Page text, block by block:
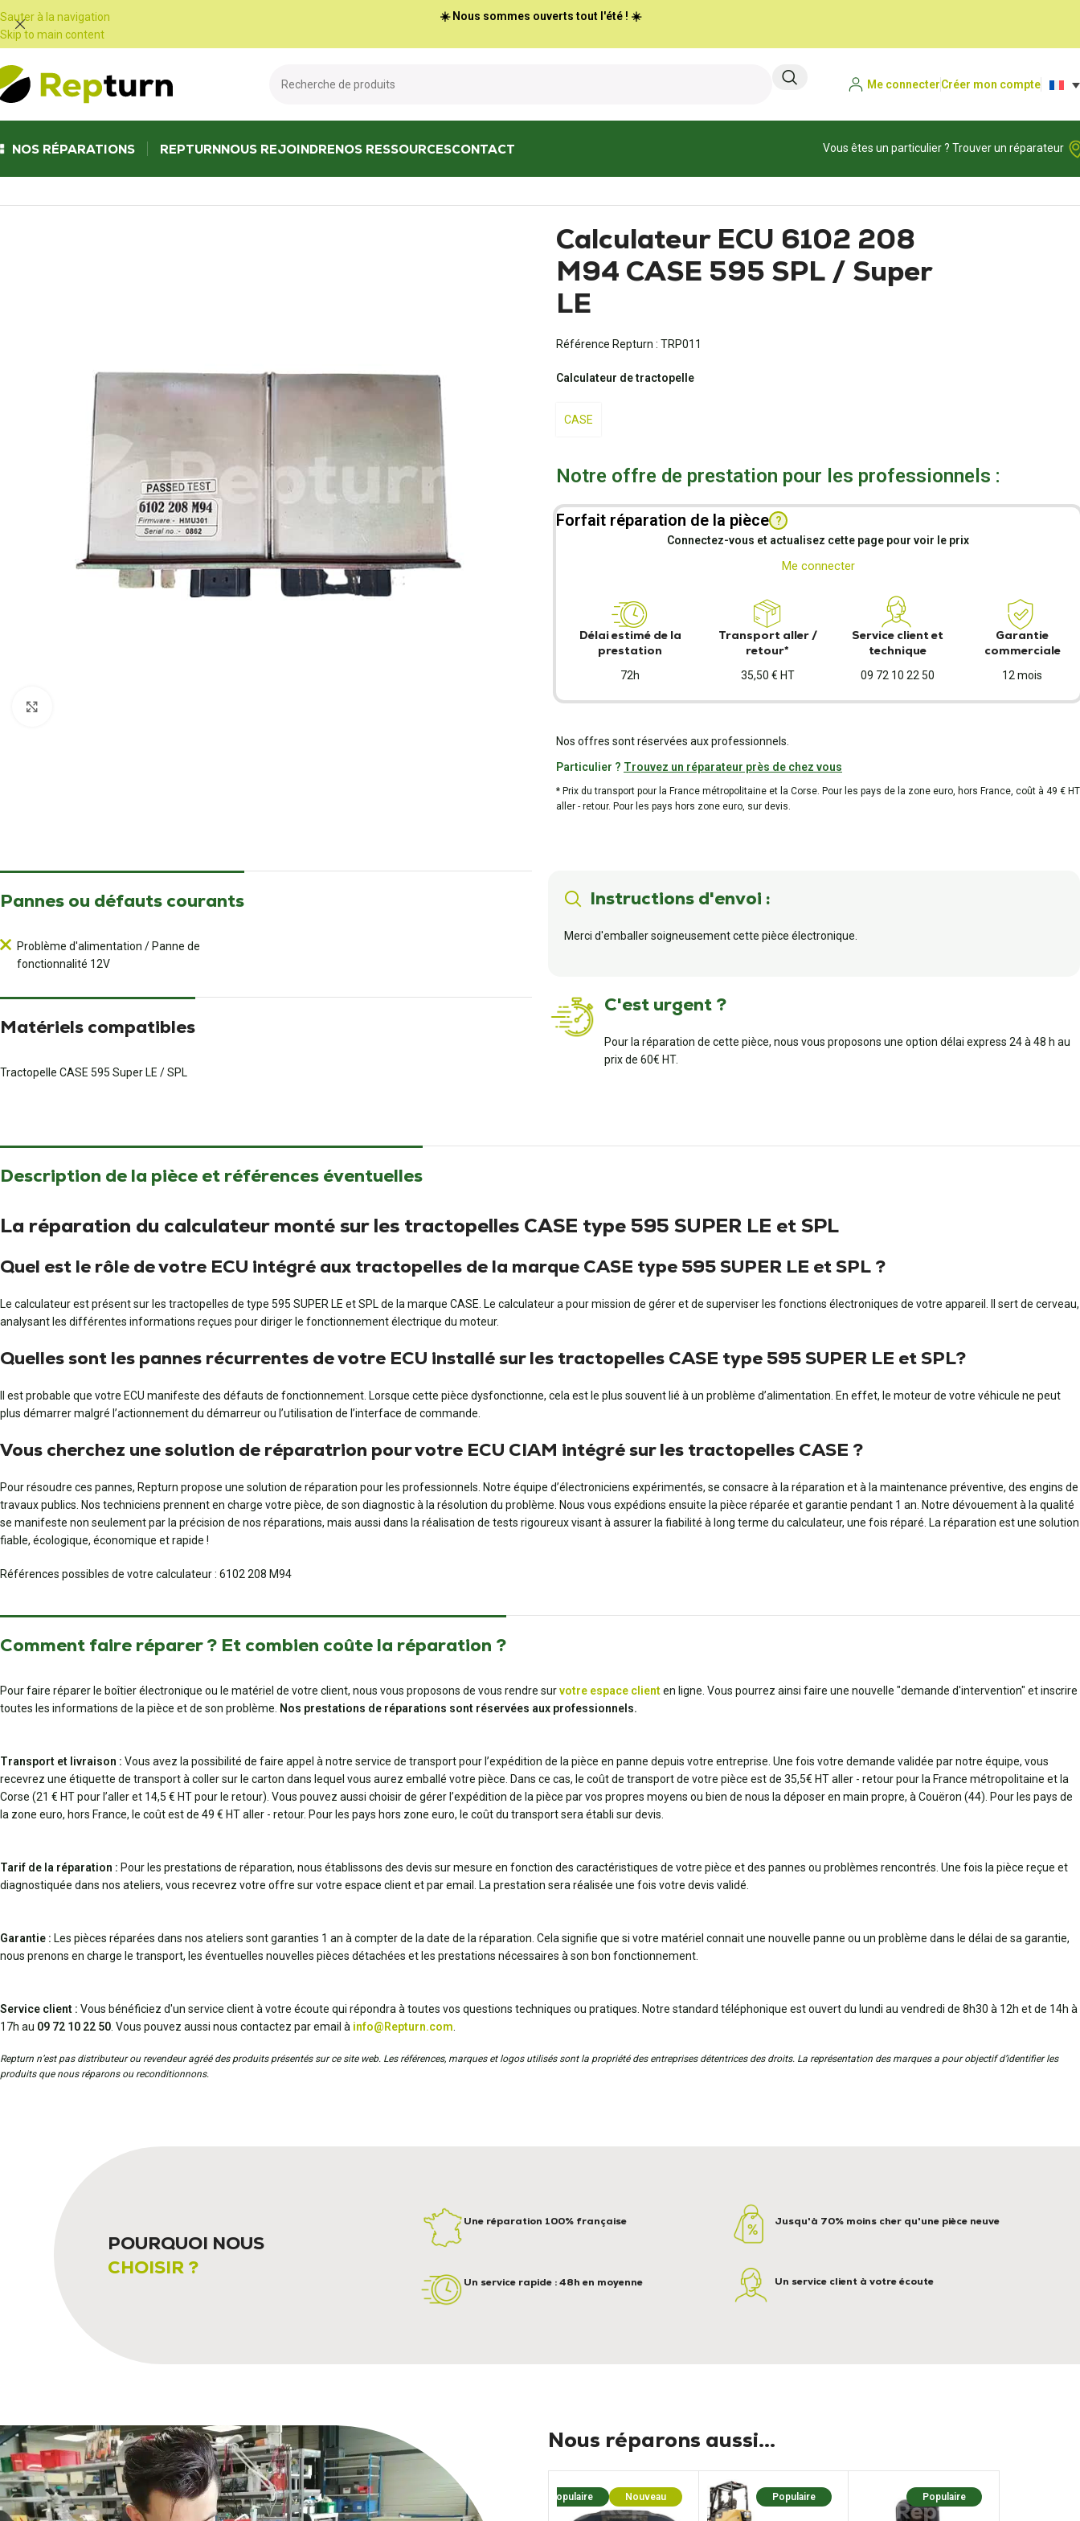
Sauter à la navigation
Skip to main content
☀️ Nous sommes ouverts tout l'été ! ☀️
Me connecterCréer mon compte
NOS RÉPARATIONS REPTURNNOUS REJOINDRENOS RESSOURCESCONTACT
Vous êtes un particulier ? Trouver un réparateur
Calculateur ECU 6102 208
M94 CASE 595 SPL / Super
LE
Référence Repturn : TRP011
Calculateur de tractopelle
CASE
Notre offre de prestation pour les professionnels :
Forfait réparation de la pièce ?
Connectez-vous et actualisez cette page pour voir le prix
Me connecter
Délai estimé de la
prestation
72h
Transport aller /
retour*
35,50 € HT
Service client et
technique
09 72 10 22 50
Garantie
commerciale
12 mois
Nos offres sont réservées aux professionnels.
Particulier ? Trouvez un réparateur près de chez vous
* Prix du transport pour la France métropolitaine et la Corse. Pour les pays de la zone euro, hors France, coût à 49 € HT
aller - retour. Pour les pays hors zone euro, sur devis.
Pannes ou défauts courants
Problème d'alimentation / Panne de
fonctionnalité 12V
Matériels compatibles
Tractopelle CASE 595 Super LE / SPL
Instructions d'envoi :
Merci d'emballer soigneusement cette pièce électronique.
C'est urgent ?
Pour la réparation de cette pièce, nous vous proposons une option délai express 24 à 48 h au
prix de 60€ HT.
Description de la pièce et références éventuelles
La réparation du calculateur monté sur les tractopelles CASE type 595 SUPER LE et SPL
Quel est le rôle de votre ECU intégré aux tractopelles de la marque CASE type 595 SUPER LE et SPL ?
Le calculateur est présent sur les tractopelles de type 595 SUPER LE et SPL de la marque CASE. Le calculateur a pour mission de gérer et de superviser les fonctions électroniques de votre appareil. Il sert de cerveau,
analysant les différentes informations reçues pour diriger le fonctionnement électrique du moteur.
Quelles sont les pannes récurrentes de votre ECU installé sur les tractopelles CASE type 595 SUPER LE et SPL?
Il est probable que votre ECU manifeste des défauts de fonctionnement. Lorsque cette pièce dysfonctionne, cela est le plus souvent lié à un problème d’alimentation. En effet, le moteur de votre véhicule ne peut
plus démarrer malgré l’actionnement du démarreur ou l’utilisation de l’interface de commande.
Vous cherchez une solution de réparatrion pour votre ECU CIAM intégré sur les tractopelles CASE ?
Pour résoudre ces pannes, Repturn propose une solution de réparation pour les professionnels. Notre équipe d’électroniciens expérimentés, se consacre à la réparation et à la maintenance préventive, des engins de
travaux publics. Nos techniciens prennent en charge votre pièce, de son diagnostic à la résolution du problème. Nous vous expédions ensuite la pièce réparée et garantie pendant 1 an. Notre dévouement à la qualité
se manifeste non seulement par la précision de nos réparations, mais aussi dans la réalisation de tests rigoureux visant à assurer la fiabilité à long terme du calculateur, une fois réparé. La réparation est une solution
fiable, écologique, économique et rapide !
Références possibles de votre calculateur : 6102 208 M94
Comment faire réparer ? Et combien coûte la réparation ?
Pour faire réparer le boîtier électronique ou le matériel de votre client, nous vous proposons de vous rendre survotre espace clienten ligne. Vous pourrez ainsi faire une nouvelle "demande d'intervention" et inscrire
toutes les informations de la pièce et de son problème. Nos prestations de réparations sont réservées aux professionnels.
Transport et livraison : Vous avez la possibilité de faire appel à notre service de transport pour l’expédition de la pièce en panne depuis votre entreprise. Une fois votre demande validée par notre équipe, vous
recevrez une étiquette de transport à coller sur le carton dans lequel vous aurez emballé votre pièce. Dans ce cas, le coût de transport de votre pièce est de 35,5€ HT aller - retour pour la France métropolitaine et la
Corse (21 € HT pour l’aller et 14,5 € HT pour le retour). Vous pouvez aussi choisir de gérer l’expédition de la pièce par vos propres moyens ou bien de nous la déposer en main propre, à Couëron (44). Pour les pays de
la zone euro, hors France, le coût est de 49 € HT aller - retour. Pour les pays hors zone euro, le coût du transport sera établi sur devis.
Tarif de la réparation : Pour les prestations de réparation, nous établissons des devis sur mesure en fonction des caractéristiques de votre pièce et des pannes ou problèmes rencontrés. Une fois la pièce reçue et
diagnostiquée dans nos ateliers, vous recevrez votre offre sur votre espace client et par email. La prestation sera réalisée une fois votre devis validé.
Garantie : Les pièces réparées dans nos ateliers sont garanties 1 an à compter de la date de la réparation. Cela signifie que si votre matériel connait une nouvelle panne ou un problème dans le délai de sa garantie,
nous prenons en charge le transport, les éventuelles nouvelles pièces détachées et les prestations nécessaires à son bon fonctionnement.
Service client : Vous bénéficiez d'un service client à votre écoute qui répondra à toutes vos questions techniques ou pratiques. Notre standard téléphonique est ouvert du lundi au vendredi de 8h30 à 12h et de 14h à
17h au 09 72 10 22 50 . Vous pouvez aussi nous contactez par email à info@Repturn.com
Repturn n’est pas distributeur ou revendeur agréé des produits présentés sur ce site web. Les références, marques et logos utilisés sont la propriété des entreprises détentrices des droits. La représentation des marques a pour objectif d’identifier les
produits que nous réparons ou reconditionnons.
POURQUOI NOUS
CHOISIR ?
Une réparation 100% française
Un service rapide : 48h en moyenne
Jusqu'à 70% moins cher qu'une pièce neuve
Un service client à votre écoute
Nous réparons aussi...
Populaire Nouveau Populaire Populaire